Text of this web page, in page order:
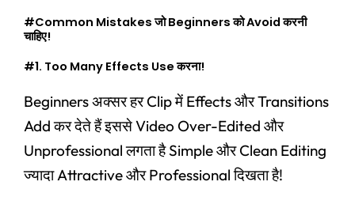
#Common Mistakes जो Beginners को Avoid करनी
चाहिए!
#1. Too Many Effects Use करना!
Beginners अक्सर हर Clip में Effects और Transitions
Add कर देते हैं इससे Video Over-Edited और
Unprofessional लगता है Simple और Clean Editing
ज्यादा Attractive और Professional दिखता है!